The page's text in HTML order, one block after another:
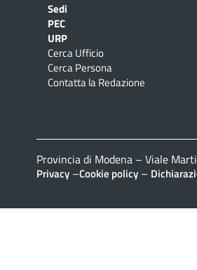
Sedi
PEC
URP
Cerca Ufficio
Cerca Persona
Contatta la Redazione
Provincia di Modena – Viale
Privacy –Cookie policy –